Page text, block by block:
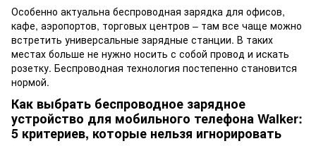
Особенно актуальна беспроводная зарядка для офисов,
кафе, аэропортов, торговых центров – там все чаще можно
встретить универсальные зарядные станции. В таких
местах больше не нужно носить с собой провод и искать
розетку. Беспроводная технология постепенно становится
нормой.
Как выбрать беспроводное зарядное
устройство для мобильного телефона Walker:
5 критериев, которые нельзя игнорировать